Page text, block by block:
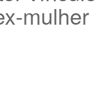
mulher